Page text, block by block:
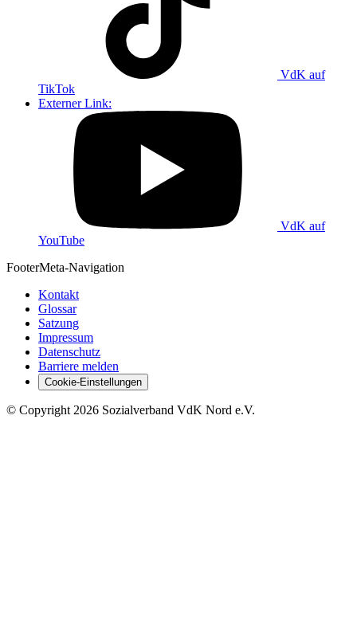
VdK auf
TikTok
Externer Link:
VdK auf
YouTube
FooterMeta-Navigation
Kontakt
Glossar
Satzung
Impressum
Datenschutz
Barriere melden
Cookie-Einstellungen
© Copyright 2026 Sozialverband VdK Nord e.V.